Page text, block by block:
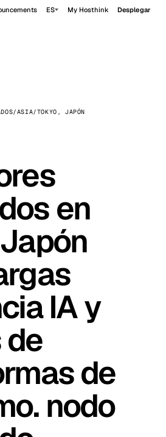
ES My Hosthink Desplegar
/ASIA/TOKYO, JAPÓN
en
IA y
de
nodo